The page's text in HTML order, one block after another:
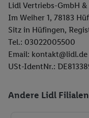
Lidl Vertriebs-GmbH
Im Weiher 1, 78183
Sitz in Hüfingen,
Tel.: 03022005500
Email: kontakt@lidl.de
USt-IdentNr.:
Andere Lidl